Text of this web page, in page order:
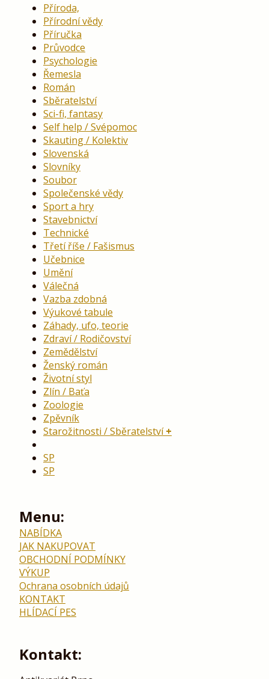
Příroda,
Přírodní vědy
Příručka
Průvodce
Psychologie
Řemesla
Román
Sběratelství
Sci-fi, fantasy
Self help / Svépomoc
Skauting / Kolektiv
Slovenská
Slovníky
Soubor
Společenské vědy
Sport a hry
Stavebnictví
Technické
Třetí říše / Fašismus
Učebnice
Umění
Válečná
Vazba zdobná
Výukové tabule
Záhady, ufo, teorie
Zdraví / Rodičovství
Zemědělství
Ženský román
Životní styl
Zlín / Baťa
Zoologie
Zpěvník
Starožitnosti / Sběratelství
SP
SP
Menu:
NABÍDKA
JAK NAKUPOVAT
OBCHODNÍ PODMÍNKY
VÝKUP
Ochrana osobních údajů
KONTAKT
HLÍDACÍ PES
Kontakt: